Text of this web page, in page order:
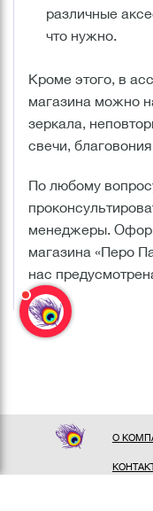
различные
что нужно.
Кроме этого, в
магазина можно
зеркала,
свечи,
По любому
менеджеры.
магазина «Перо
нас
О